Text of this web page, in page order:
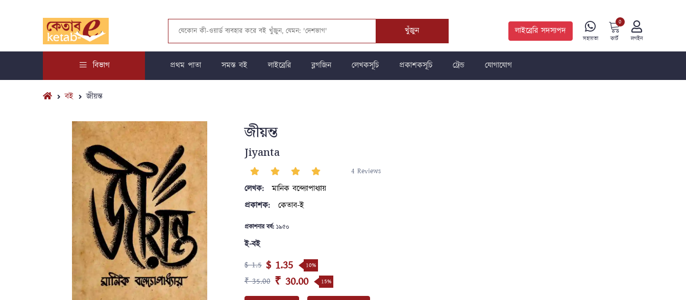
খুঁজুন লাইব্রেরি সদস্যপদ
সহায়তা কার্ট
0
লগইন
বিভাগ প্রথম পাতা সমস্ত বই লাইব্রেরি ব্লগজিন লেখকসূচি প্রকাশকসূচি ট্রেন্ড যোগাযোগ
বই জীয়ন্ত
জীয়ন্ত
Jiyanta
4 Reviews
লেখক:
মানিক বন্দ্যোপাধ্যায়
প্রকাশক:
কেতাব-ই
প্রকাশনার বর্ষ:১৯৫০
ই-বই
$ 1.5 $ 1.35 10%
₹ 35.00 ₹ 30.00 15%